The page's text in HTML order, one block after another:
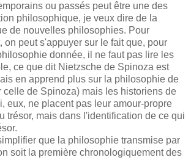
ou passés peut être une des
philosophique, je veux dire de la
de nouvelles philosophies. Pour
on peut s'appuyer sur le fait que, pour
donnée, il ne faut pas lire les
ce que dit Nietzsche de Spinoza est
en apprend plus sur la philosophie de
celle de Spinoza) mais les historiens de
eux, ne placent pas leur amour-propre
trésor, mais dans l'identification de ce qui
que la philosophie transmise par
soit la première chronologiquement des